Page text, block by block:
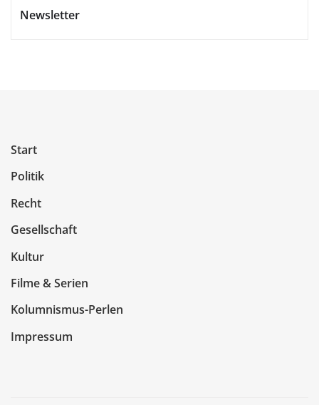
Newsletter
Start
Politik
Recht
Gesellschaft
Kultur
Filme & Serien
Kolumnismus-Perlen
Impressum